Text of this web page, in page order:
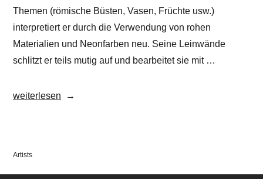
Themen (römische Büsten, Vasen, Früchte usw.)
interpretiert er durch die Verwendung von rohen
Materialien und Neonfarben neu. Seine Leinwände
schlitzt er teils mutig auf und bearbeitet sie mit …
„Julien
weiterlesen
Veröffentlicht
Artists